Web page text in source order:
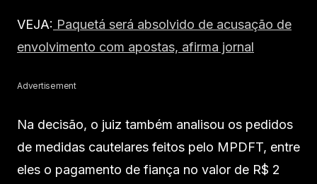
VEJA: Paquetá será absolvido de acusação de
envolvimento com apostas, afirma jornal
Advertisement
Na decisão, o juiz também analisou os pedidos
de medidas cautelares feitos pelo MPDFT, entre
eles o pagamento de fiança no valor de R$ 2